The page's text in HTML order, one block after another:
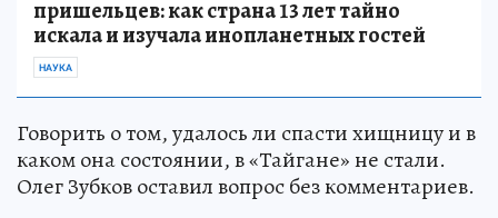
пришельцев: как страна 13 лет тайно
искала и изучала инопланетных гостей
НАУКА
Говорить о том, удалось ли спасти хищницу и в
каком она состоянии, в «Тайгане» не стали.
Олег Зубков оставил вопрос без комментариев.